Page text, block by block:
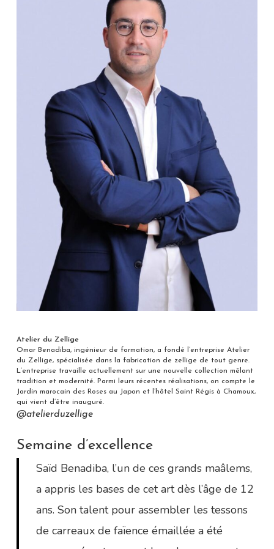
Atelier du Zellige
Omar Benadiba, ingénieur de formation, a fondé l’entreprise Atelier
du Zellige, spécialisée dans la fabrication de zellige de tout genre.
L’entreprise travaille actuellement sur une nouvelle collection mêlant
tradition et modernité. Parmi leurs récentes réalisations, on compte le
Jardin marocain des Roses au Japon et l’hôtel Saint Régis à Chamoux,
qui vient d’être inauguré.
@atelierduzellige
Semaine d’excellence
Saïd Benadiba, l’un de ces grands maâlems,
a appris les bases de cet art dès l’âge de 12
ans. Son talent pour assembler les tessons
de carreaux de faïence émaillée a été